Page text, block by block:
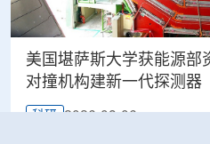
美国堪萨斯大学获能源部
对撞机构建新一代探测器
科研 2026-08-06